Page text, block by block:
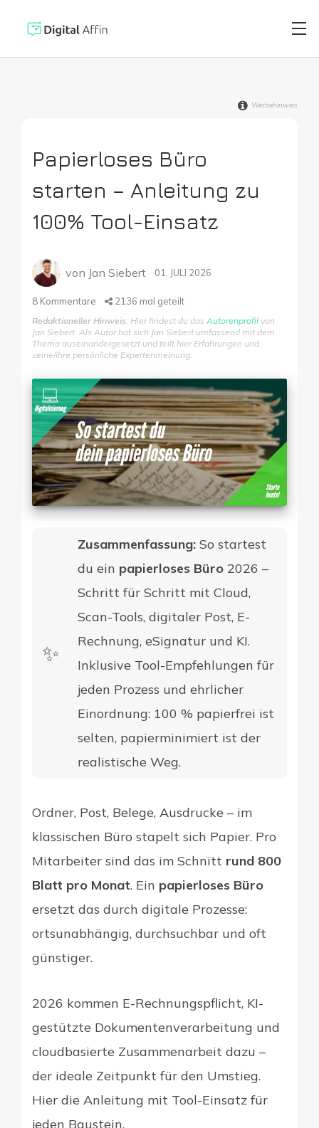
SOFTWARE-BLOG
Neuste Artikel
Digitaler
Werbehinweis
Papierloses Büro
starten – Anleitung zu
100% Tool-Einsatz
von Jan Siebert 01. JULI 2026
8 Kommentare 2136 mal geteilt
Redaktioneller Hinweis: Hier findest du das Autorenprofil von
Jan Siebert. Als Autor hat sich Jan Siebert umfassend mit dem
Thema auseinandergesetzt und teilt hier Erfahrungen und
seine/ihre persönliche Expertenmeinung.
✨​
Zusammenfassung: So startest
du ein papierloses Büro 2026 –
Schritt für Schritt mit Cloud,
Scan-Tools, digitaler Post, E-
Rechnung, eSignatur und KI.
Inklusive Tool-Empfehlungen für
jeden Prozess und ehrlicher
Einordnung: 100 % papierfrei ist
selten, papierminimiert ist der
realistische Weg.
Ordner, Post, Belege, Ausdrucke – im
klassischen Büro stapelt sich Papier. Pro
Mitarbeiter sind das im Schnitt rund 800
Blatt pro Monat. Ein papierloses Büro
ersetzt das durch digitale Prozesse:
ortsunabhängig, durchsuchbar und oft
günstiger.
2026 kommen E-Rechnungspflicht, KI-
gestützte Dokumentenverarbeitung und
cloudbasierte Zusammenarbeit dazu –
der ideale Zeitpunkt für den Umstieg.
Hier die Anleitung mit Tool-Einsatz für
jeden Baustein.